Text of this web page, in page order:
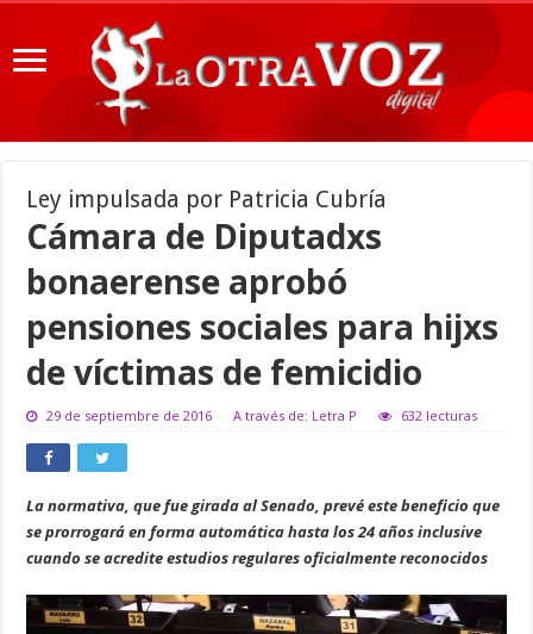
Ley impulsada por Patricia Cubría
Cámara de Diputadxs
bonaerense aprobó
pensiones sociales para hijxs
de víctimas de femicidio
29 de septiembre de 2016 A través de: Letra P 632 lecturas
La normativa, que fue girada al Senado, prevé este beneficio que
se prorrogará en forma automática hasta los 24 años inclusive
cuando se acredite estudios regulares oficialmente reconocidos